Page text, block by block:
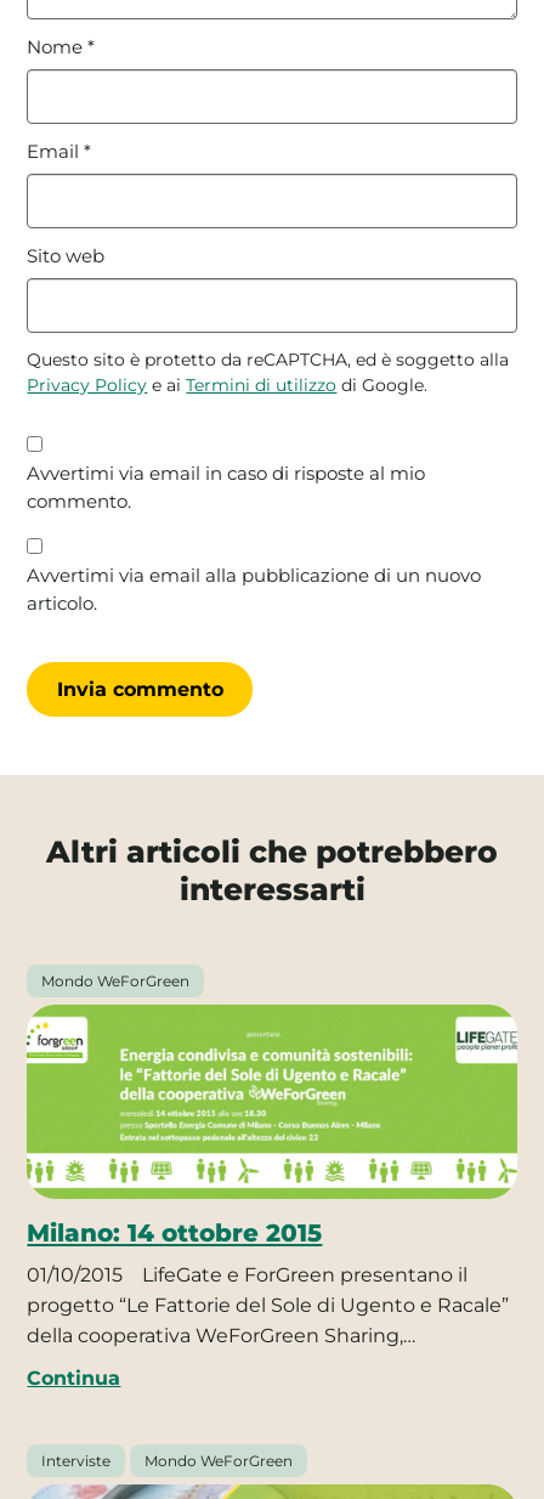
Nome*
Email*
Sito web
Questo sito è protetto da reCAPTCHA, ed è soggetto alla
Privacy Policy e aiTermini di utilizzo di Google.
Avvertimi via email in caso di risposte al mio
commento.
Avvertimi via email alla pubblicazione di un nuovo
articolo.
Altri articoli che potrebbero
interessarti
Mondo WeForGreen
Milano: 14 ottobre 2015
01/10/2015
LifeGate e ForGreen presentano il
progetto “Le Fattorie del Sole di Ugento e Racale”
della cooperativa WeForGreen Sharing,…
Continua
Interviste Mondo WeForGreen